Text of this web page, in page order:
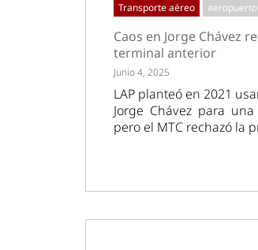
Transporte aéreo aeropuerto
Caos en Jorge Chávez
terminal anterior
Junio 4, 2025
LAP planteó en 2021
Jorge Chávez para
pero el MTC rechazó la